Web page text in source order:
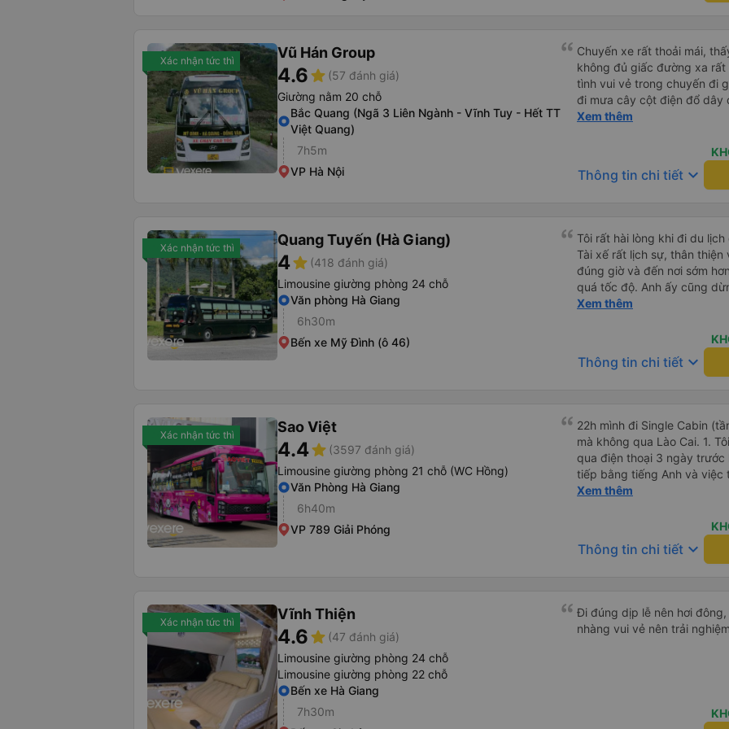
phải lỗi của công ty xe
các lớp phụ đạo dạy tiếng
giao tiếp được với tài xế,
đến đâu, chưa chắc họ đã
trên xe.
Xác nhận tức thì Vũ Hán Group
4.6star (57 đánh giá)
Giường nằm 20 chỗ
Bắc Quang (Ngã 3 Liên Ngành - Vĩnh Tuy - Hết TT
Việt Quang)
7h5m
VP Hà Nội
Chuyến xe rất thoải mái,
không đủ giấc đường xa
tình vui vẻ trong chuyến đi
đi mưa cây cột điện đổ dây
tài cùng nhau dựng tạm cho xe qua mà thấy nghề này khổ
Xem thêm
Thông tin chi tiết keyboard_arrow_down
Xác nhận tức thì Quang Tuyến (Hà Giang)
4star (418 đánh giá)
Limousine giường phòng 24 chỗ
Văn phòng Hà Giang
6h30m
Bến xe Mỹ Đình (ô 46)
Tôi rất hài lòng khi đi du
Tài xế rất lịch sự, thân thiện
đúng giờ và đến nơi sớm
quá tốc độ. Anh ấy cũng
vệ sinh. Suốt cả chuyến đi,
dụng dịch vụ của công ty
Xem thêm
Thông tin chi tiết keyboard_arrow_down
Xác nhận tức thì Sao Việt
4.4star (3597 đánh giá)
Limousine giường phòng 21 chỗ (WC Hồng)
Văn Phòng Hà Giang
6h40m
VP 789 Giải Phóng
22h mình đi Single Cabin
mà không qua Lào Cai. 1.
qua điện thoại 3 ngày
tiếp bằng tiếng Anh và việc
Nếu đến trước giờ xe khởi
muộn nhưng lại đến đúng
mùi. Tôi đã sử dụng tầng 2
một chút nhưng tôi chắc
để đặt giày, v.v.). Chiều
hơn 175cm, bạn có thể
Không có phòng tắm,
Tôi không biết ban ngày
Xem thêm
Thông tin chi tiết keyboard_arrow_down
Xác nhận tức thì Vĩnh Thiện
4.6star (47 đánh giá)
Limousine giường phòng 24 chỗ
Limousine giường phòng 22 chỗ
Bến xe Hà Giang
7h30m
Đi đúng dịp lễ nên hơi
nhàng vui vẻ nên trải